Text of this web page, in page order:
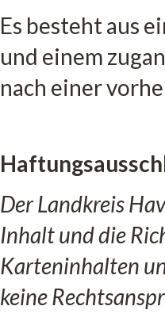
Es besteht aus
und einem
nach einer
Der Landkreis
Inhalt und die
Karteninhalten
keine